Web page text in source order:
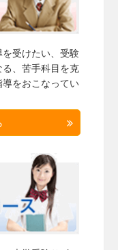
受けたい、受験
、苦手科目を克
をおこなってい